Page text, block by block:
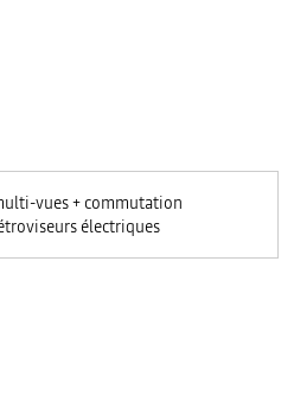
vues + commutation
électriques